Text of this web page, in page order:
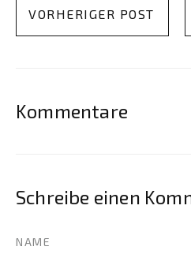
VORHERIGER POST
Kommentare
Schreibe einen
NAME